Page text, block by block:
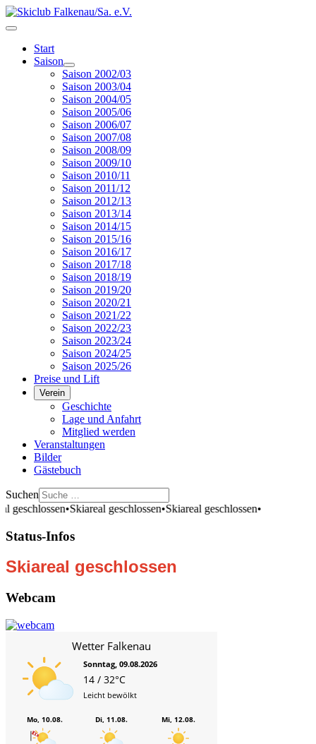
Start
Saison
Saison 2002/03
Saison 2003/04
Saison 2004/05
Saison 2005/06
Saison 2006/07
Saison 2007/08
Saison 2008/09
Saison 2009/10
Saison 2010/11
Saison 2011/12
Saison 2012/13
Saison 2013/14
Saison 2014/15
Saison 2015/16
Saison 2016/17
Saison 2017/18
Saison 2018/19
Saison 2019/20
Saison 2020/21
Saison 2021/22
Saison 2022/23
Saison 2023/24
Saison 2024/25
Saison 2025/26
Preise und Lift
Verein
Geschichte
Lage und Anfahrt
Mitglied werden
Veranstaltungen
Bilder
Gästebuch
Suchen
geschlossen•Skiareal geschlossen•Skiareal geschlossen•
Status-Infos
Skiareal geschlossen
Webcam
Wetter Falkenau
Sonntag, 09.08.2026
14 / 32°C
Leicht bewölkt
Mo, 10.08. Di, 11.08. Mi, 12.08.